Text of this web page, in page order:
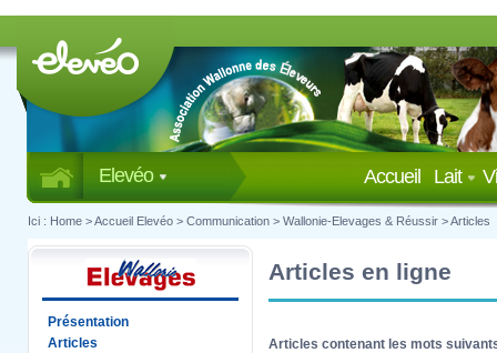
Elevéo Lait
Accueil
Ici : Home >Accueil Elevéo > Communication > Wallonie-Elevages & Réussir >Articles
Présentation
Articles
Articles en ligne
Articles contenant les mots